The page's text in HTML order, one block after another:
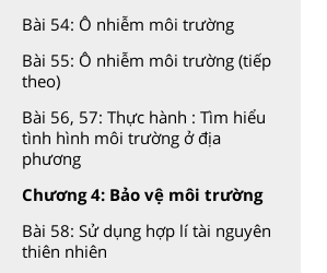
Bài 54: Ô nhiễm môi trường
Bài 55: Ô nhiễm môi trường (tiếp
theo)
Bài 56, 57: Thực hành : Tìm hiểu
tình hình môi trường ở địa
phương
Chương 4: Bảo vệ môi trường
Bài 58: Sử dụng hợp lí tài nguyên
thiên nhiên